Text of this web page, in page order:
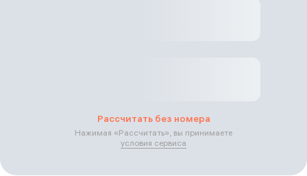
Рассчитать без номера
Нажимая «Рассчитать», вы принимаете
условия сервиса